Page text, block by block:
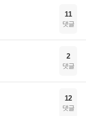
11
댓글
2
댓글
12
댓글